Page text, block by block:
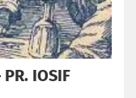
PR. IOSIF